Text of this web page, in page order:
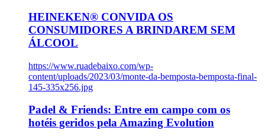
HEINEKEN® CONVIDA OS
CONSUMIDORES A BRINDAREM SEM
ÁLCOOL
https://www.ruadebaixo.com/wp-
content/uploads/2023/03/monte-da-bemposta-bemposta-final-
145-335x256.jpg
Padel & Friends: Entre em campo com os
hotéis geridos pela Amazing Evolution